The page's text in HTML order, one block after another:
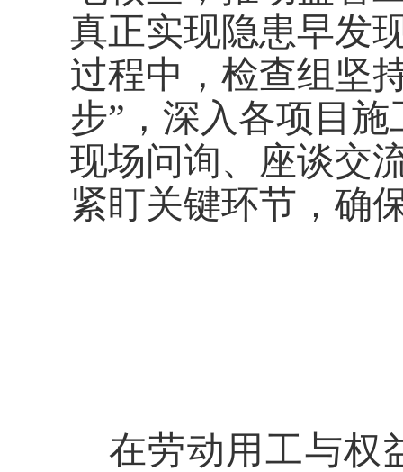
真正实现隐患早发
过程中，检查组坚
步”，深入各项目
现场问询、座谈交
紧盯关键环节，确
在劳动用工与权